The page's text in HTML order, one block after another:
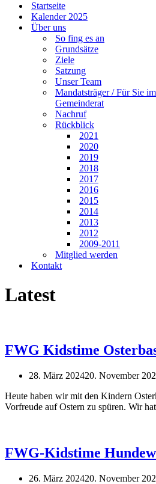
Startseite
Kalender 2025
Über uns
So fing es an
Grundsätze
Ziele
Satzung
Unser Team
Mandatsträger / Für Sie im
Gemeinderat
Nachruf
Rückblick
2021
2020
2019
2018
2017
2016
2015
2014
2013
2012
2009-2011
Mitglied werden
Kontakt
Latest
FWG Kidstime
28. März 202420. November
Heute haben wir mit den Kindern
Vorfreude auf Ostern zu spüren. Wir
FWG-Kidstime
26. März 202420. November